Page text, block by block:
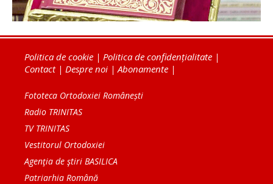
Politica de cookie | Politica de confidențialitate |
Contact| Despre noi | Abonamente |
Fototeca Ortodoxiei Românești
Radio TRINITAS
TV TRINITAS
Vestitorul Ortodoxiei
Agenţia de ştiri BASILICA
Patriarhia Română